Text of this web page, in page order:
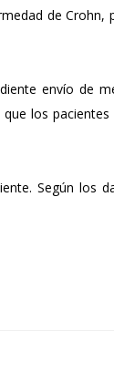
de Crohn,
envío de
los
Según los